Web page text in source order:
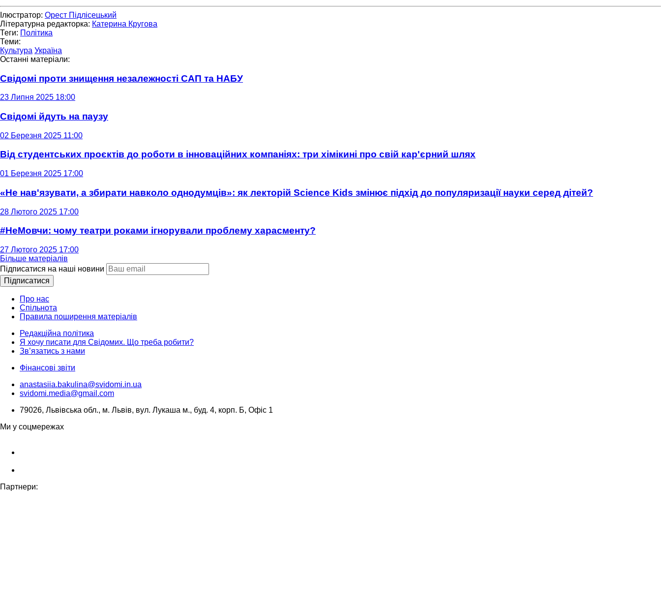
Ілюстратор: Орест Підлісецький
Літературна редакторка: Катерина Кругова
Теги: Політика
Теми:
Культура Україна
Останні матеріали:
Свідомі проти знищення незалежності САП та НАБУ
23 Липня 2025 18:00
Свідомі йдуть на паузу
02 Березня 2025 11:00
Від студентських проєктів до роботи в інноваційних компаніях: три хімікині про свій кар'єрний шлях
01 Березня 2025 17:00
«Не нав'язувати, а збирати навколо однодумців»: як лекторій Science Kids змінює підхід до популяризації науки серед дітей?
28 Лютого 2025 17:00
#НеМовчи: чому театри роками ігнорували проблему харасменту?
27 Лютого 2025 17:00
Більше матеріалів
Підписатися на наші новини
Підписатися
Про нас
Спільнота
Правила поширення матеріалів
Редакційна політика
Я хочу писати для Свідомих. Що треба робити?
Зв’язатись з нами
Фінансові звіти
anastasiia.bakulina@svidomi.in.ua
svidomi.media@gmail.com
79026, Львівська обл., м. Львів, вул. Лукаша м., буд. 4, корп. Б, Офіс 1
Ми у соцмережах
Партнери: